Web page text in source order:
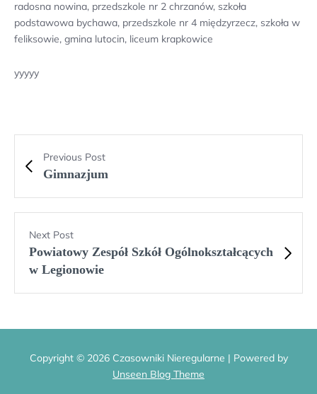
radosna nowina, przedszkole nr 2 chrzanów, szkoła
podstawowa bychawa, przedszkole nr 4 międzyrzecz, szkoła w
feliksowie, gmina lutocin, liceum krapkowice
yyyyy
Previous Post
Gimnazjum
Next Post
Powiatowy Zespół Szkół Ogólnokształcących
w Legionowie
Copyright © 2026 Czasowniki Nieregularne | Powered by
Unseen Blog Theme